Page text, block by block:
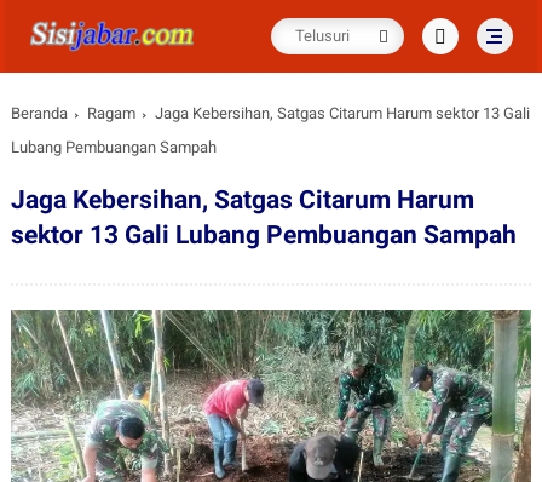
Beranda Ragam
Jaga Kebersihan, Satgas Citarum Harum sektor 13 Gali
Lubang Pembuangan Sampah
Jaga Kebersihan, Satgas Citarum Harum
sektor 13 Gali Lubang Pembuangan Sampah